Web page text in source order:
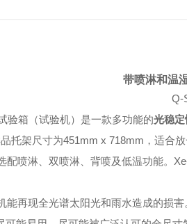
带喷淋和温
Q-
验箱（试验机）是一款多功能的光稳
托架尺寸为451mm x 718mm，适合
配喷淋、双喷淋、背喷及低温功能。
能再现全光谱太阳光和雨水造成的损